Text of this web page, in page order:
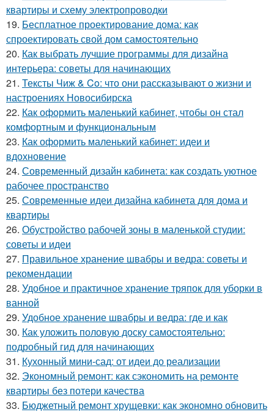
квартиры и схему электропроводки
19. Бесплатное проектирование дома: как
спроектировать свой дом самостоятельно
20. Как выбрать лучшие программы для дизайна
интерьера: советы для начинающих
21. Тексты Чиж & Co: что они рассказывают о жизни и
настроениях Новосибирска
22. Как оформить маленький кабинет, чтобы он стал
комфортным и функциональным
23. Как оформить маленький кабинет: идеи и
вдохновение
24. Современный дизайн кабинета: как создать уютное
рабочее пространство
25. Современные идеи дизайна кабинета для дома и
квартиры
26. Обустройство рабочей зоны в маленькой студии:
советы и идеи
27. Правильное хранение швабры и ведра: советы и
рекомендации
28. Удобное и практичное хранение тряпок для уборки в
ванной
29. Удобное хранение швабры и ведра: где и как
30. Как уложить половую доску самостоятельно:
подробный гид для начинающих
31. Кухонный мини-сад: от идеи до реализации
32. Экономный ремонт: как сэкономить на ремонте
квартиры без потери качества
33. Бюджетный ремонт хрущевки: как экономно обновить